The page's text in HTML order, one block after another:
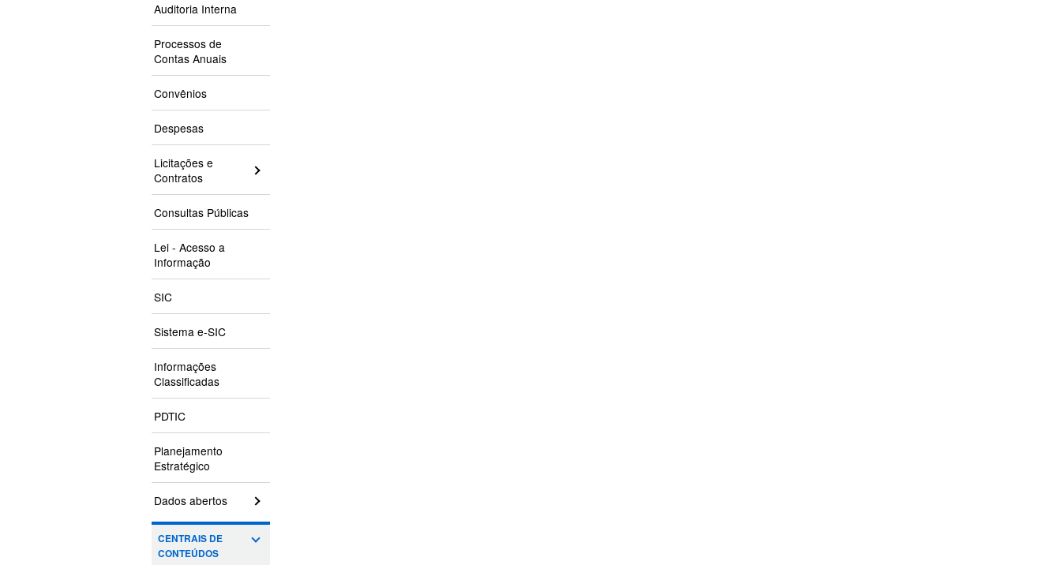
Auditoria Interna
Processos de
Contas Anuais
Convênios
Despesas
Licitações e
Contratos
Consultas Públicas
Lei - Acesso a
Informação
SIC
Sistema e-SIC
Informações
Classificadas
PDTIC
Planejamento
Estratégico
Dados abertos
CENTRAIS DE
CONTEÚDOS